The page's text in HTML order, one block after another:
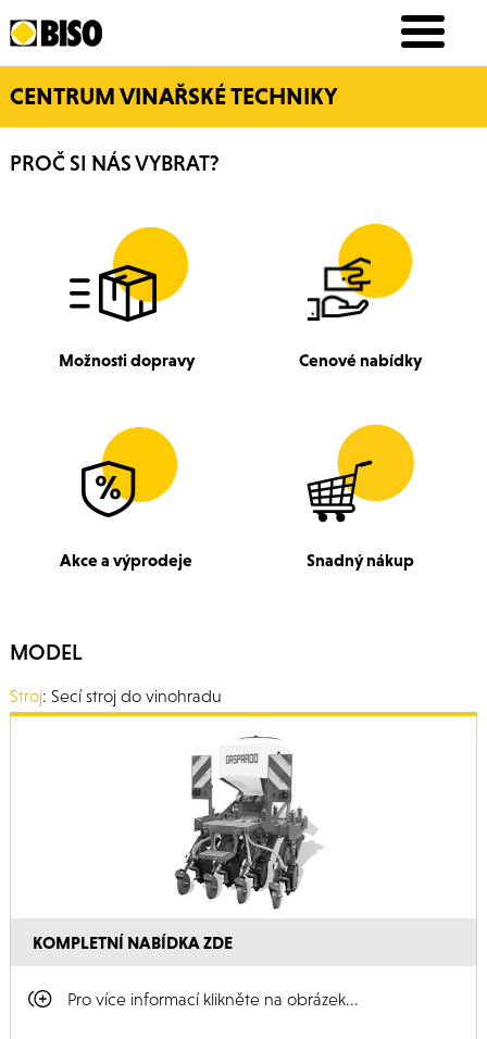
CENTRUM VINAŘSKÉ TECHNIKY
PROČ SI NÁS VYBRAT?
Možnosti dopravy Cenové nabídky
Akce a výprodeje Snadný nákup
MODEL
Stroj: Secí stroj do vinohradu
KOMPLETNÍ NABÍDKA ZDE
Pro více informací klikněte na obrázek...